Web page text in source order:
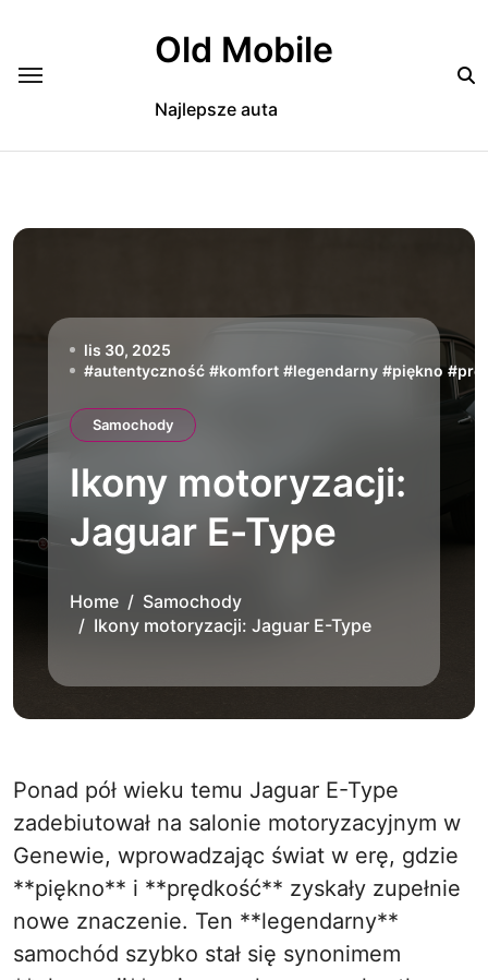
Old Mobile
Najlepsze auta
lis 30, 2025
#autentyczność #komfort #legendarny #piękno #
Samochody
Ikony motoryzacji:
Jaguar E-Type
Home
Samochody
Ikony motoryzacji: Jaguar E-Type
Ponad pół wieku temu Jaguar E-Type
zadebiutował na salonie motoryzacyjnym w
Genewie, wprowadzając świat w erę, gdzie
**piękno** i **prędkość** zyskały zupełnie
nowe znaczenie. Ten **legendarny**
samochód szybko stał się synonimem